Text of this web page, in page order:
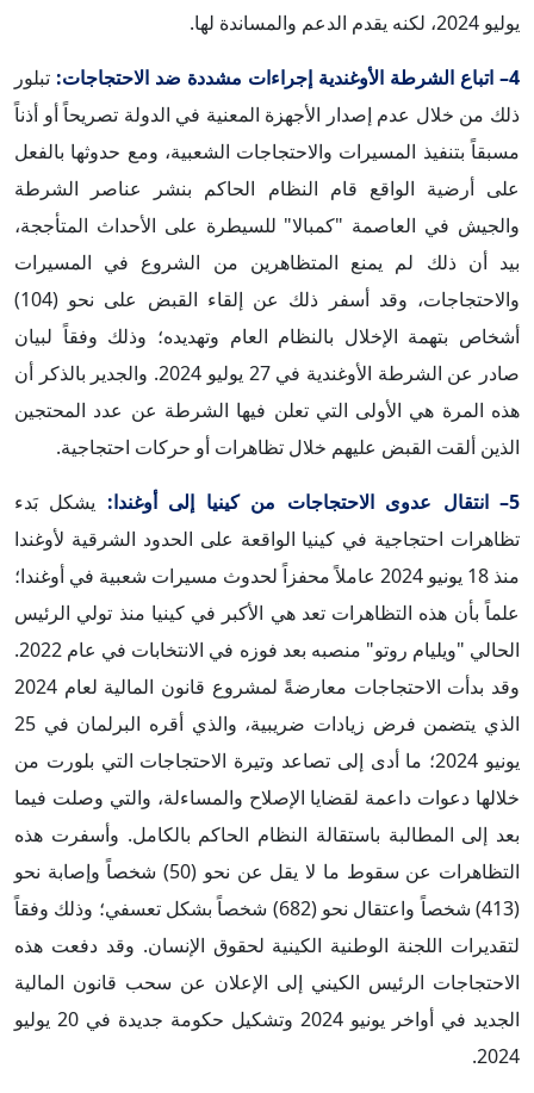
يوليو 2024، لكنه يقدم الدعم والمساندة لها.
4– اتباع الشرطة الأوغندية إجراءات مشددة ضد الاحتجاجات:
تبلور
ذلك من خلال عدم إصدار الأجهزة المعنية في الدولة تصريحاً أو أذناً
مسبقاً بتنفيذ المسيرات والاحتجاجات الشعبية، ومع حدوثها بالفعل
على أرضية الواقع قام النظام الحاكم بنشر عناصر الشرطة
والجيش في العاصمة "كمبالا" للسيطرة على الأحداث المتأججة،
بيد أن ذلك لم يمنع المتظاهرين من الشروع في المسيرات
والاحتجاجات، وقد أسفر ذلك عن إلقاء القبض على نحو (104)
أشخاص بتهمة الإخلال بالنظام العام وتهديده؛ وذلك وفقاً لبيان
صادر عن الشرطة الأوغندية في 27 يوليو 2024. والجدير بالذكر أن
هذه المرة هي الأولى التي تعلن فيها الشرطة عن عدد المحتجين
الذين ألقت القبض عليهم خلال تظاهرات أو حركات احتجاجية.
5– انتقال عدوى الاحتجاجات من كينيا إلى أوغندا:
يشكل بَدء
تظاهرات احتجاجية في كينيا الواقعة على الحدود الشرقية لأوغندا
منذ 18 يونيو 2024 عاملاً محفزاً لحدوث مسيرات شعبية في أوغندا؛
علماً بأن هذه التظاهرات تعد هي الأكبر في كينيا منذ تولي الرئيس
الحالي "ويليام روتو" منصبه بعد فوزه في الانتخابات في عام 2022.
وقد بدأت الاحتجاجات معارضةً لمشروع قانون المالية لعام 2024
الذي يتضمن فرض زيادات ضريبية، والذي أقره البرلمان في 25
يونيو 2024؛ ما أدى إلى تصاعد وتيرة الاحتجاجات التي بلورت من
خلالها دعوات داعمة لقضايا الإصلاح والمساءلة، والتي وصلت فيما
بعد إلى المطالبة باستقالة النظام الحاكم بالكامل. وأسفرت هذه
التظاهرات عن سقوط ما لا يقل عن نحو (50) شخصاً وإصابة نحو
(413) شخصاً واعتقال نحو (682) شخصاً بشكل تعسفي؛ وذلك وفقاً
لتقديرات اللجنة الوطنية الكينية لحقوق الإنسان. وقد دفعت هذه
الاحتجاجات الرئيس الكيني إلى الإعلان عن سحب قانون المالية
الجديد في أواخر يونيو 2024 وتشكيل حكومة جديدة في 20 يوليو
2024.